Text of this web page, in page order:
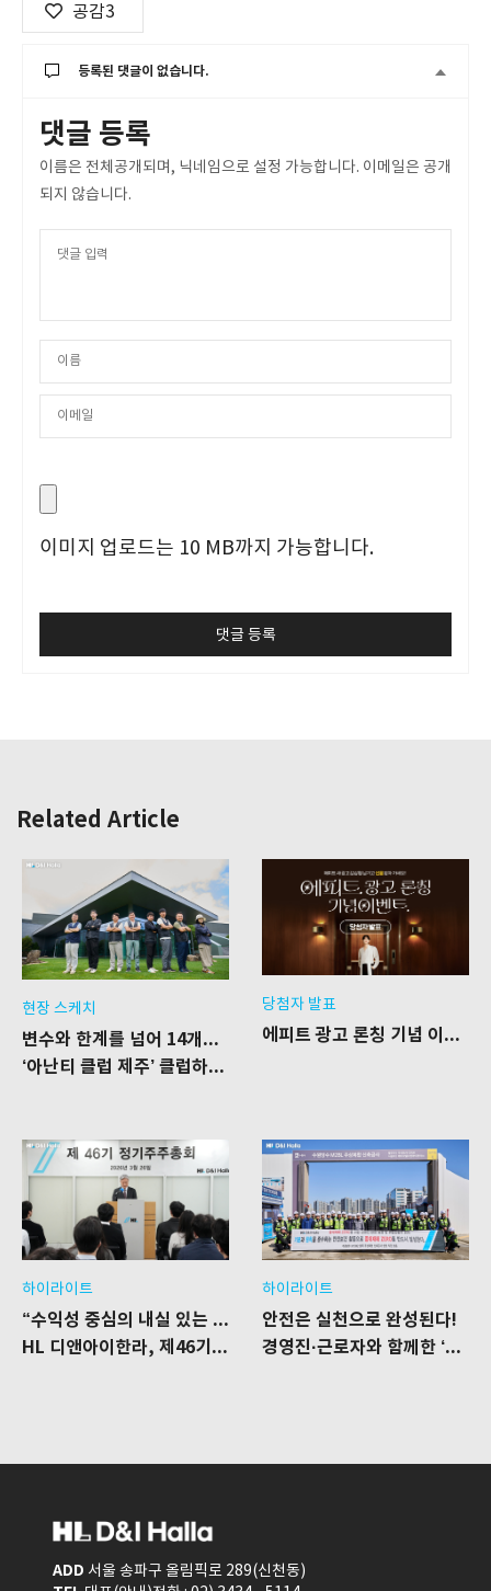
공감3
등록된 댓글이 없습니다.
댓글 등록
이름은 전체공개되며, 닉네임으로 설정 가능합니다. 이메일은 공개
되지 않습니다.
이미지 업로드는 10 MB까지 가능합니다.
Related Article
현장 스케치
변수와 한계를 넘어 14개월의 결실을 보다
‘아난티 클럽 제주’ 클럽하우스 리모델링 공사 현장
당첨자 발표
에피트 광고 론칭 기념 이벤트 당첨자 발표
하이라이트
“수익성 중심의 내실 있는 성장”
HL 디앤아이한라, 제46기 정기주주총회 개최
하이라이트
안전은 실천으로 완성된다!
경영진·근로자와 함께한 ‘위험성평가 회의’ 개최
ADD 서울 송파구 올림픽로 289(신천동)